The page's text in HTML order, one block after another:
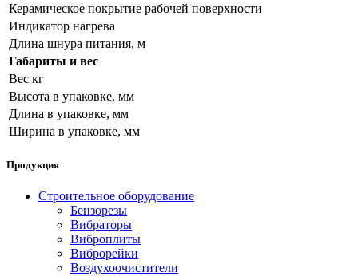
Керамическое покрытие рабочей поверхности
Индикатор нагрева
Длина шнура питания, м
Габариты и вес
Вес кг
Высота в упаковке, мм
Длина в упаковке, мм
Ширина в упаковке, мм
Продукция
Строительное оборудование
Бензорезы
Вибраторы
Виброплиты
Виброрейки
Воздухоочистители